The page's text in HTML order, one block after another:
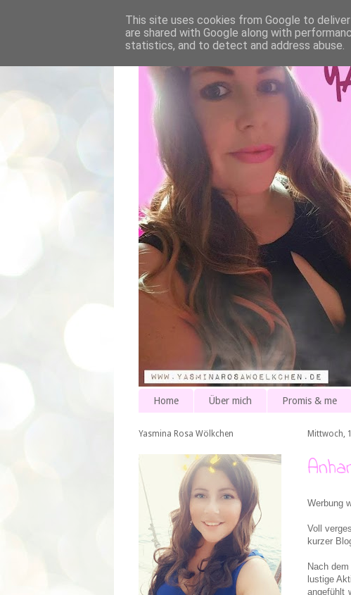
Home Über mich Promis & me
Mittwoch,
Werbung
Voll
kurzer
Nach
lustige
angefühlt
Yasmina Rosa Wölkchen
This site uses cookies from Google to
are shared with Google along with
statistics, and to detect and address abuse.